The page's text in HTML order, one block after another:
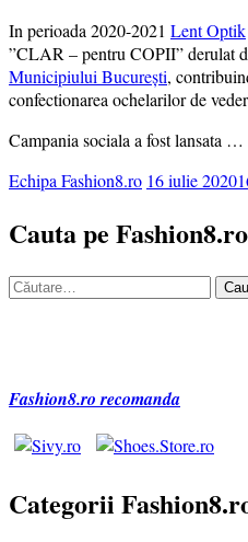
In perioada 2020-2021 Lent Optik
”CLAR – pentru COPII” derulat
Municipiului Bucureşti,
confectionarea ochelarilor de
Campania sociala a fost lansata …
Echipa Fashion8.ro 16 iulie 2020
Cauta pe Fashion8.ro
Caută
Fashion8.ro recomanda
Categorii